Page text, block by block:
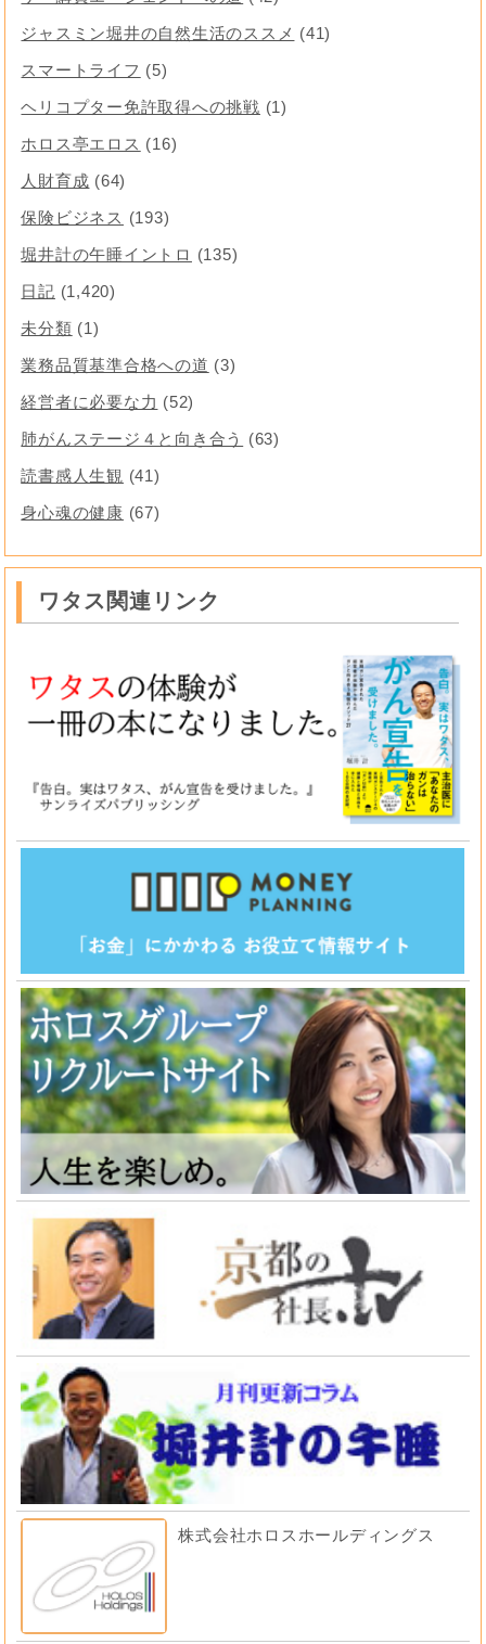
ジャスミン堀井の自然生活のススメ (41)
スマートライフ (5)
ヘリコプター免許取得への挑戦 (1)
ホロス亭エロス (16)
人財育成 (64)
保険ビジネス (193)
堀井計の午睡イントロ (135)
日記 (1,420)
未分類 (1)
業務品質基準合格への道 (3)
経営者に必要な力 (52)
肺がんステージ４と向き合う
(63)
読書感人生観 (41)
身心魂の健康 (67)
ワタス関連リンク
株式会社ホロスホールディングス